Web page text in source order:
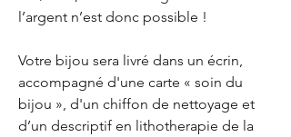
l’argent n’est donc possible !
Votre bijou sera livré dans un écrin,
accompagné d'une carte « soin du
bijou », d'un chiffon de nettoyage et
d’un descriptif en lithotherapie de la